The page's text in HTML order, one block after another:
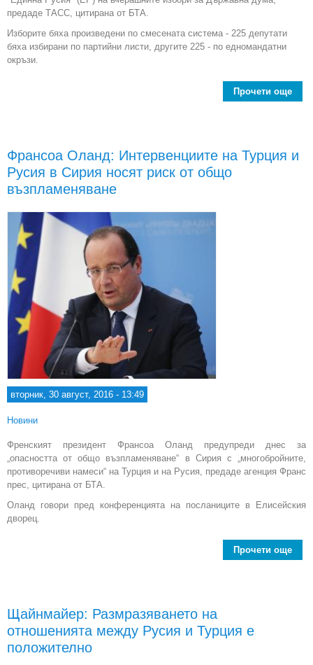
предаде ТАСС, цитирана от БТА.
Изборите бяха произведени по смесената система - 225 депутати
бяха избирани по партийни листи, другите 225 - по едномандатни
окръзи.
Прочети още
Франсоа Оланд: Интервенциите на Турция и
Русия в Сирия носят риск от общо
възпламеняване
вторник, 30 август, 2016 - 13:49
Новини
Френският президент Франсоа Оланд предупреди днес за
„опасността от общо възпламеняване“ в Сирия с „многобройните,
противоречиви намеси“ на Турция и на Русия, предаде агенция Франс
прес, цитирана от БТА.
Оланд говори пред конференцията на посланиците в Елисейския
дворец.
Прочети още
Щайнмайер: Размразяването на
отношенията между Русия и Турция е
положително